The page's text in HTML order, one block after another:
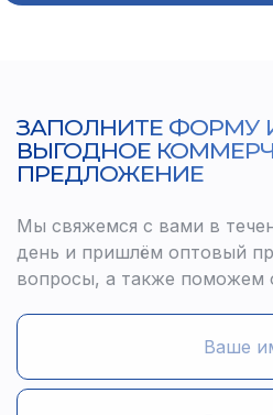
ЗАПОЛНИТЕ ФОРМУ
ВЫГОДНОЕ
ПРЕДЛОЖЕНИЕ
Мы свяжемся с вами в
день и пришлём оптовый
вопросы, а также поможем